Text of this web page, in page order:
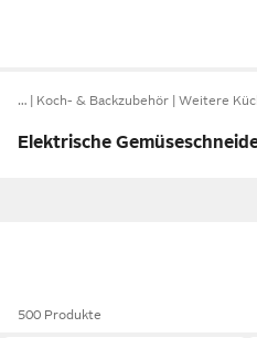
… Koch- & Backzubehör Weitere
Elektrische
500 Produkte